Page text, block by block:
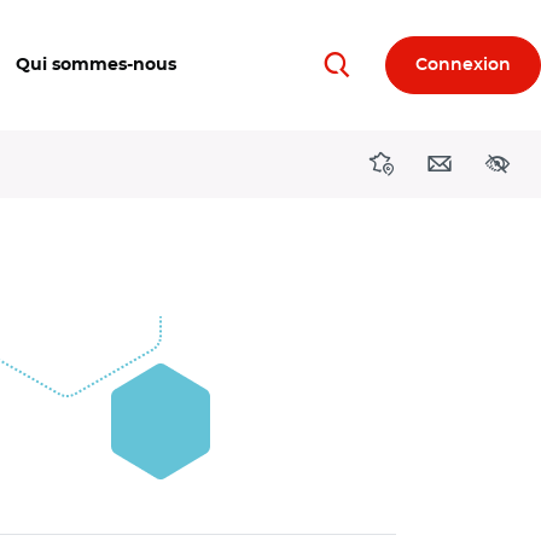
Qui sommes-nous RechercherConnexion
DirectionsContact